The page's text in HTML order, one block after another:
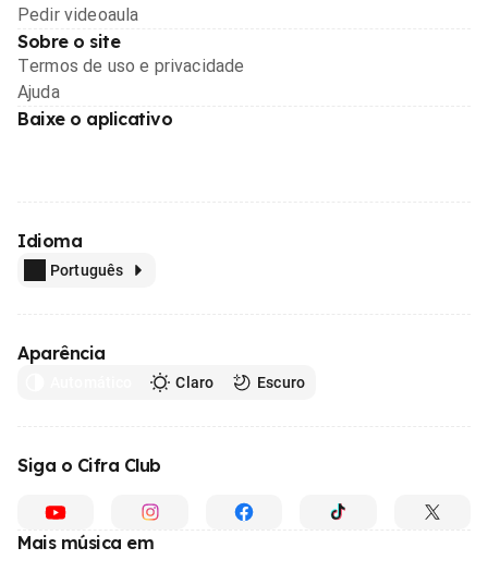
Pedir videoaula
Sobre o site
Termos de uso e privacidade
Ajuda
Baixe o aplicativo
Idioma
Português
Aparência
Claro Escuro
Siga o Cifra Club
Mais música em